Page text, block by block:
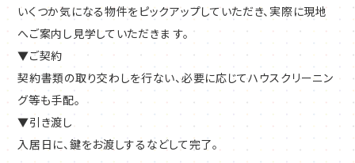
独自のノウハウがあるため、成約率は5割以上！
集客力の高さに加え、
豊富な物件情報を持っていることから、
お客様が望むお部屋のご提案がしやすく、成約率は5割以上。
自ら営業する必要やノルマもないため、
プレッシャーを感じる必要は ありません。
いくつか気になる物件をピックアップしていただき、実際に現地
へご案内し見学していただきま す。
▼ご契約
契約書類の取り交わしを行ない、必要に応じてハウスクリーニン
グ等も手配。
▼引き渡し
入居日に、鍵をお渡しするなどして完了。